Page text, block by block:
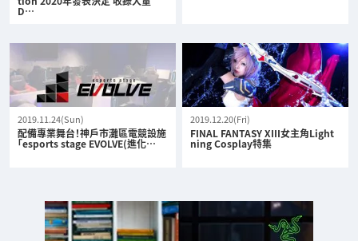
D…
2019.11.24(Sun)
配備專業舞台！神戶市灘區電競設施
「esports stage EVOLVE(進化…
2019.12.20(Fri)
FINAL FANTASY XIII女主角Light
ning Cosplay特集